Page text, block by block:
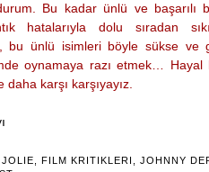
Bu kadar ünlü ve başarılı
hatalarıyla dolu sıradan
bu ünlü isimleri böyle sükse ve
oynamaya razı etmek… Hayal
karşı karşıyayız.
JOLIE FILM KRITIKLERI
JOHNNY